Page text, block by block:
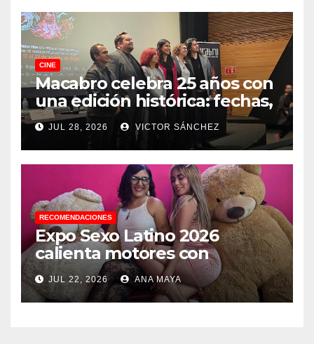
CINE
Macabro celebra 25 años con
una edición histórica: fechas,
sedes, invitados y todo lo que
debes saber
JUL 28, 2026 VICTOR SÁNCHEZ
RECOMENDACIONES
Expo Sexo Latino 2026
calienta motores con
conferencia de prensa y
anuncia actividades para
todos los gustos
JUL 22, 2026 ANA MAYA